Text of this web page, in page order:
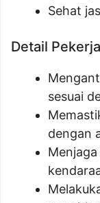
Sehat
Detail
sesuai
dengan